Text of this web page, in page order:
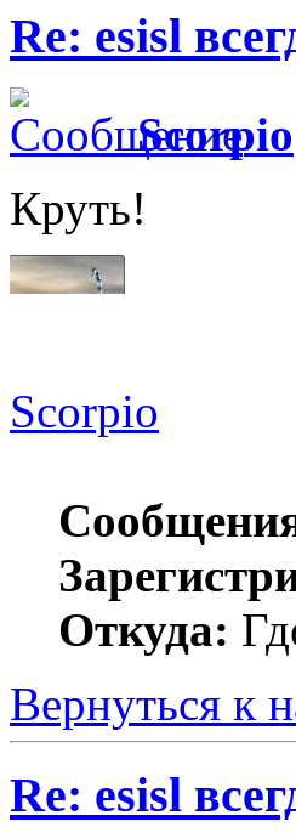
Re: esisl
Scorpio
Круть!
Scorpio
Откуда:
Вернуться к
Re: esisl